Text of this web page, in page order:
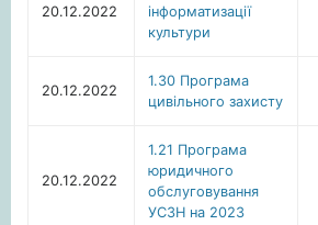
20.12.2022
інформатизації
культури
20.12.2022
1.30 Програма
цивільного захисту
20.12.2022
1.21 Програма
юридичного
обслуговування
УСЗН на 2023